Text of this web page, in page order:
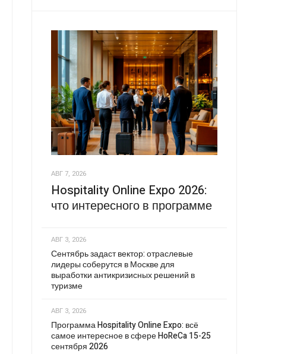
АВГ 7, 2026
Hospitality Online Expo 2026:
что интересного в программе
АВГ 3, 2026
Сентябрь задаст вектор: отраслевые
лидеры соберутся в Москве для
выработки антикризисных решений в
туризме
АВГ 3, 2026
Программа Hospitality Online Expo: всё
самое интересное в сфере HoReCa 15-25
сентября 2026